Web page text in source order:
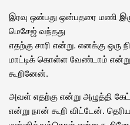
இரவு ஒன்பது ஒன்பதரை மணி
மெசேஜ் வந்தது
எதற்கு சாரி என்று. எனக்கு ஒரு
மாட்டிக் கொள்ள வேண்டாம் என்று
கூறினேன்.
அவள் எதற்கு என்று அழுத்தி
என்று நான் கூறி விட்டேன்.